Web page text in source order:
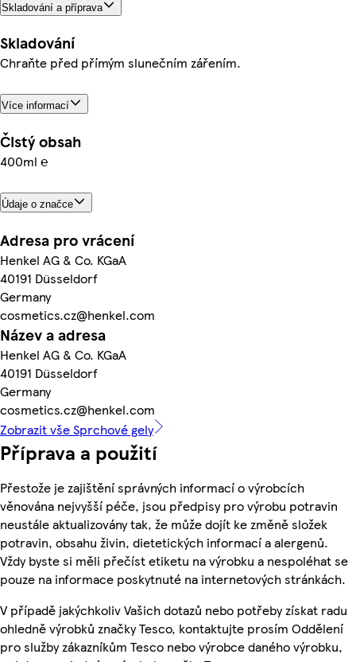
Skladování a příprava
Skladování
Chraňte před přímým slunečním zářením.
Více informací
Čistý obsah
400ml ℮
Údaje o značce
Adresa pro vrácení
Henkel AG & Co. KGaA
40191 Düsseldorf
Germany
cosmetics.cz@henkel.com
Název a adresa
Henkel AG & Co. KGaA
40191 Düsseldorf
Germany
cosmetics.cz@henkel.com
Zobrazit vše Sprchové gely
Příprava a použití
Přestože je zajištění správných informací o výrobcích
věnována nejvyšší péče, jsou předpisy pro výrobu potravin
neustále aktualizovány tak, že může dojít ke změně složek
potravin, obsahu živin, dietetických informací a alergenů.
Vždy byste si měli přečíst etiketu na výrobku a nespoléhat se
pouze na informace poskytnuté na internetových stránkách.
V případě jakýchkoliv Vašich dotazů nebo potřeby získat radu
ohledně výrobků značky Tesco, kontaktujte prosím Oddělení
pro služby zákazníkům Tesco nebo výrobce daného výrobku,